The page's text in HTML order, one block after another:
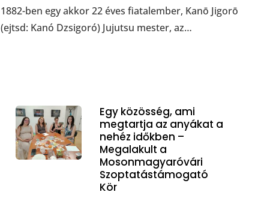
1882-ben egy akkor 22 éves fiatalember, Kanō Jigorō
(ejtsd: Kanó Dzsigoró) Jujutsu mester, az…
Egy közösség, ami
megtartja az anyákat a
nehéz időkben –
Megalakult a
Mosonmagyaróvári
Szoptatástámogató
Kör